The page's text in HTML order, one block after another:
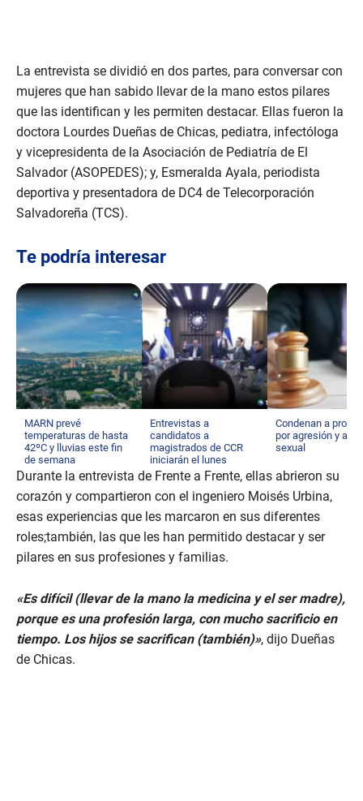
La entrevista se dividió en dos partes, para conversar con
mujeres que han sabido llevar de la mano estos pilares
que las identifican y les permiten destacar. Ellas fueron la
doctora Lourdes Dueñas de Chicas, pediatra, infectóloga
y vicepresidenta de la Asociación de Pediatría de El
Salvador (ASOPEDES); y, Esmeralda Ayala, periodista
deportiva y presentadora de DC4 de Telecorporación
Salvadoreña (TCS).
Te podría interesar
MARN prevé
temperaturas de hasta
42ºC y lluvias este fin
de semana
Entrevistas a
candidatos a
magistrados de CCR
iniciarán el lunes
Condenan a
por agresión y
sexual
Durante la entrevista de Frente a Frente, ellas abrieron su
corazón y compartieron con el ingeniero Moisés Urbina,
esas experiencias que les marcaron en sus diferentes
roles;también, las que les han permitido destacar y ser
pilares en sus profesiones y familias.
«Es difícil (llevar de la mano la medicina y el ser madre),
porque es una profesión larga, con mucho sacrificio en
tiempo. Los hijos se sacrifican (también)», dijo Dueñas
de Chicas.